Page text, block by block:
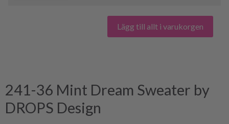
Lägg till allt i varukorgen
241-36 Mint Dream Sweater by
DROPS Design